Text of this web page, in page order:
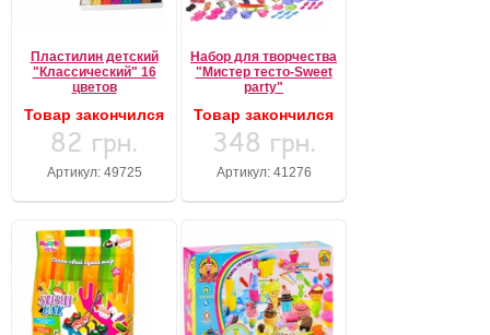
Пластилин детский
"Классический" 16
цветов
Товар закончился
82 грн.
Артикул: 49725
Набор для творчества
"Мистер тесто-Sweet
party"
Товар закончился
348 грн.
Артикул: 41276